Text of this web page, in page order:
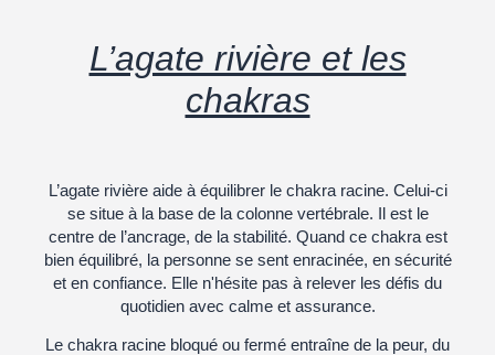
L’agate rivière et les
chakras
L’agate rivière aide à équilibrer lechakra racine. Celui-ci
se situe à la base de la colonne vertébrale. Il est le
centre de l’ancrage, de la stabilité. Quand ce chakra est
bien équilibré, la personne se sent enracinée, en sécurité
et en confiance. Elle n'hésite pas à relever les défis du
quotidien avec calme et assurance.
Le chakra racine bloqué ou fermé entraîne de la peur, du